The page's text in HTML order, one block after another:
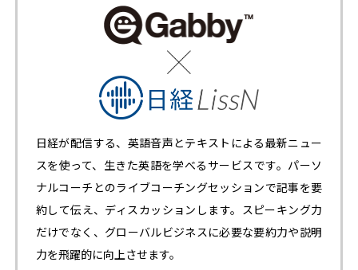
日経が配信する、英語音声とテキストによる最新ニュー
スを使って、生きた英語を学べるサービスです。パーソ
ナルコーチとのライブコーチングセッションで記事を要
約して伝え、ディスカッションします。スピーキング力
だけでなく、グローバルビジネスに必要な要約力や説明
力を飛躍的に向上させます。